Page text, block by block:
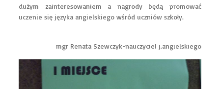
dużym zainteresowaniem a nagrody będą promować
uczenie się języka angielskiego wśród uczniów szkoły.
mgr Renata Szewczyk-nauczyciel j.angielskiego